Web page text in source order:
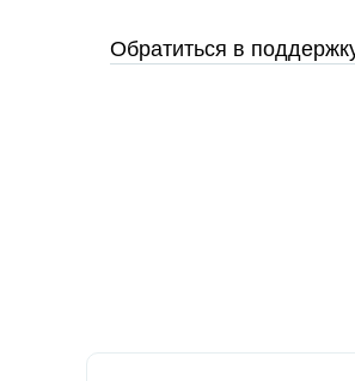
Обратиться в